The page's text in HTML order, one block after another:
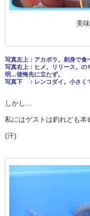
美
写真左上：アカボラ。刺身で食
写真右上：ヒメ。リリース。の
明…後悔先に立たず。
写真下 ：レンコダイ。小さく
しかし…
私にはゲストは釣れども
(汗)